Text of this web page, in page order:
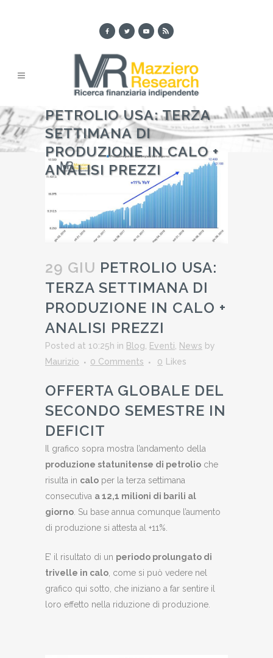
PETROLIO USA: TERZA
SETTIMANA DI
PRODUZIONE IN CALO +
ANALISI PREZZI
29 GIU PETROLIO USA:
TERZA SETTIMANA DI
PRODUZIONE IN CALO +
ANALISI PREZZI
Posted at 10:25h in Blog Eventi News by
Maurizio
0 Comments 0 Likes
OFFERTA GLOBALE DEL
SECONDO SEMESTRE IN
DEFICIT
Il grafico sopra mostra l’andamento della
produzione statunitense di petrolio che
risulta in calo per la terza settimana
consecutiva a 12,1 milioni di barili al
giorno . Su base annua comunque l’aumento
di produzione si attesta al +11%.
E’ il risultato di un periodo prolungato di
trivelle in calo , come si può vedere nel
grafico qui sotto, che iniziano a far sentire il
loro effetto nella riduzione di produzione.